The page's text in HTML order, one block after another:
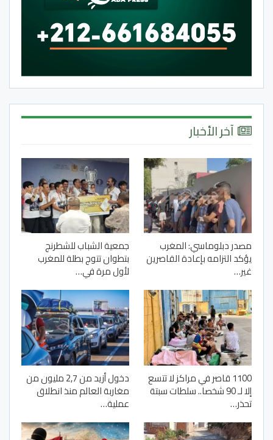
آخر الأخبار
مصدر دبلوماسي: المغرب
يؤكد التزامه بإعادة القاصرين
غير…
جمعية الشباب للشطرنج
بتطوان تتوج بطلة للمغرب
لأول مرة في…
1100 قاصر في مراكز لا تتسع
إلا لـ 90 شخصا.. سلطات سبتة
تحذر…
دخول أزيد من 2,7 مليون من
مغاربة العالم منذ انطلاق
عملية…